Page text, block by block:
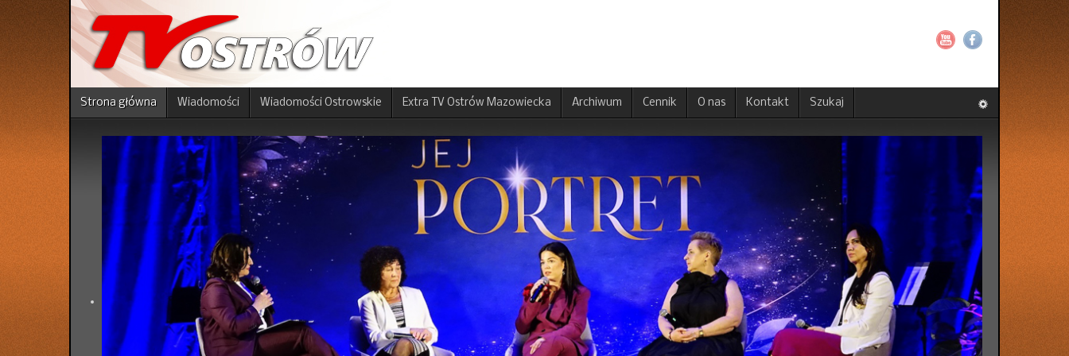
Strona główna Wiadomości Wiadomości Ostrowskie Extra TV Ostrów Mazowiecka Archiwum Cennik O nas Kontakt Szukaj